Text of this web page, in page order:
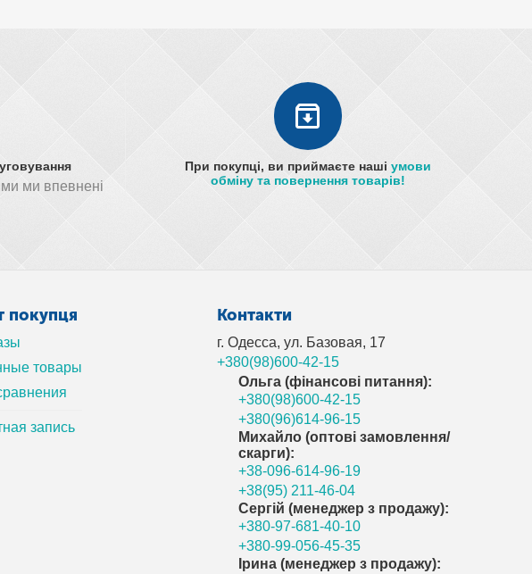
ми впевнені
При покупці, ви приймаєте нашіумови
обміну та повернення товарів!
покупця
товары
запись
Контакти
г. Одесса, ул. Базовая, 17
+380(98)600-42-15
Ольга (фінансові питання):
+380(98)600-42-15
+380(96)614-96-15
Михайло (оптові замовлення/
скарги):
+38-096-614-96-19
+38(95) 211-46-04
Сергій (менеджер з продажу):
+380-97-681-40-10
+380-99-056-45-35
Ірина (менеджер з продажу):